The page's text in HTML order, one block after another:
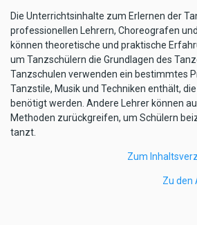
Die Unterrichtsinhalte zum Erlernen der
professionellen Lehrern, Choreografen
können theoretische und praktische
um Tanzschülern die Grundlagen des
Tanzschulen verwenden ein bestimmtes
Tanzstile, Musik und Techniken enthält,
benötigt werden. Andere Lehrer können
Methoden zurückgreifen, um Schülern
tanzt.
Zum
Zu den